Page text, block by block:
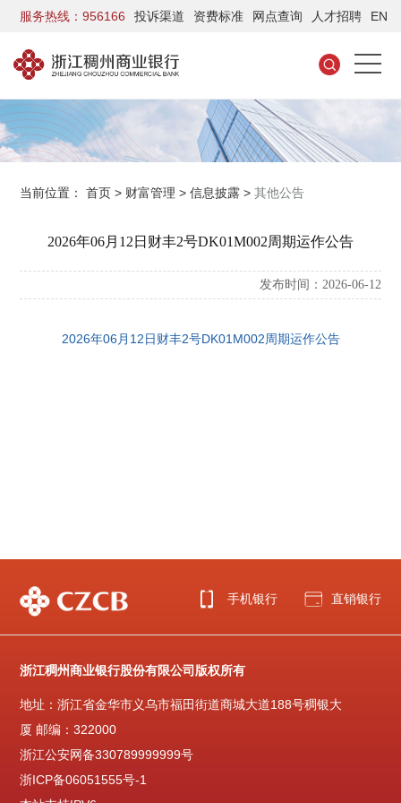
服务热线：956166 投诉渠道 资费标准 网点查询 人才招聘 EN
当前位置：首页 > 财富管理 >信息披露 >其他公告
2026年06月12日财丰2号DK01M002周期运作公告
发布时间：2026-06-12
2026年06月12日财丰2号DK01M002周期运作公告
手机银行 直销银行
浙江稠州商业银行股份有限公司版权所有
地址：浙江省金华市义乌市福田街道商城大道188号稠银大
厦 邮编：322000
浙江公安网备330789999999号
浙ICP备06051555号-1